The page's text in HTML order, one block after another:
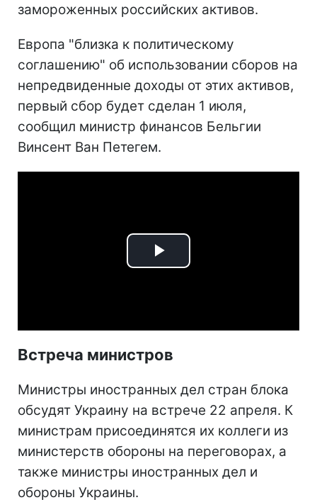
замороженных российских активов.
Европа "близка к политическому
соглашению" об использовании сборов на
непредвиденные доходы от этих активов,
первый сбор будет сделан 1 июля,
сообщил министр финансов Бельгии
Винсент Ван Петегем.
Play
Встреча министров
Министры иностранных дел стран блока
обсудят Украину на встрече 22 апреля. К
министрам присоединятся их коллеги из
министерств обороны на переговорах, а
также министры иностранных дел и
обороны Украины.